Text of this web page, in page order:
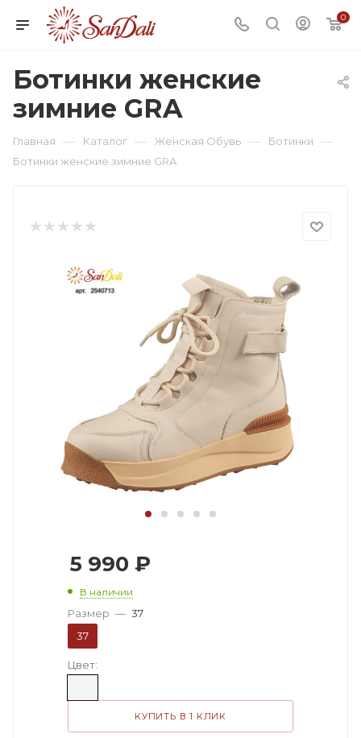
0
Ботинки женские
зимние GRA
Главная — Каталог — Женская Обувь — Ботинки —
Ботинки женские зимние GRA
5 990 ₽
В наличии
Размер — 37
37
Цвет:
КУПИТЬ В 1 КЛИК